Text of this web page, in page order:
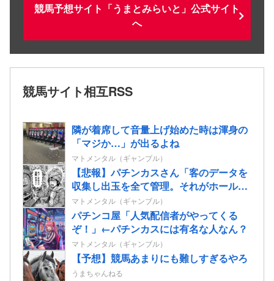
競馬予想サイト「うまとみらいと」公式サイト
へ
競馬サイト相互RSS
隣が着席して音量上げ始めた時は渾身の
「マジか…」が出るよね
マトメンタル（ギャンブル）
【悲報】パチンカスさん「客のデータを
収集し出玉を全て管理。それがホールコ
ンピューター」
マトメンタル（ギャンブル）
パチンコ屋「人気配信者がやってくる
ぞ！」←パチンカスには有名な人なん？
マトメンタル（ギャンブル）
【予想】競馬あまりにも難しすぎるやろ
うまちゃんねる